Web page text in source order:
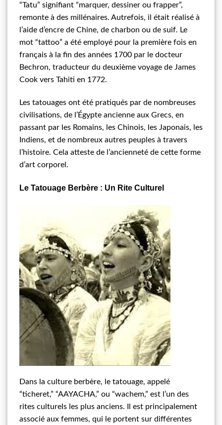
“Tatu” signifiant “marquer, dessiner ou frapper”,
remonte à des millénaires. Autrefois, il était réalisé à
l’aide d’encre de Chine, de charbon ou de suif. Le
mot “tattoo” a été employé pour la première fois en
français à la fin des années 1700 par le docteur
Bechron, traducteur du deuxième voyage de James
Cook vers Tahiti en 1772.
Les tatouages ont été pratiqués par de nombreuses
civilisations, de l’Égypte ancienne aux Grecs, en
passant par les Romains, les Chinois, les Japonais, les
Indiens, et de nombreux autres peuples à travers
l’histoire. Cela atteste de l’ancienneté de cette forme
d’art corporel.
Le Tatouage Berbère : Un Rite Culturel
Dans la culture berbère, le tatouage, appelé
“ticheret,” “AAYACHA,” ou “wachem,” est l’un des
rites culturels les plus anciens. Il est principalement
associé aux femmes, qui le portent sur différentes